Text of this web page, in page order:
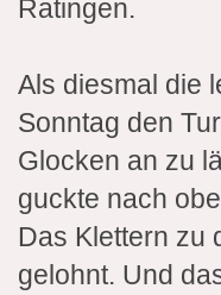
Ratingen.
Als diesmal die
Sonntag den
Glocken an zu
guckte nach
Das Klettern zu
gelohnt. Und